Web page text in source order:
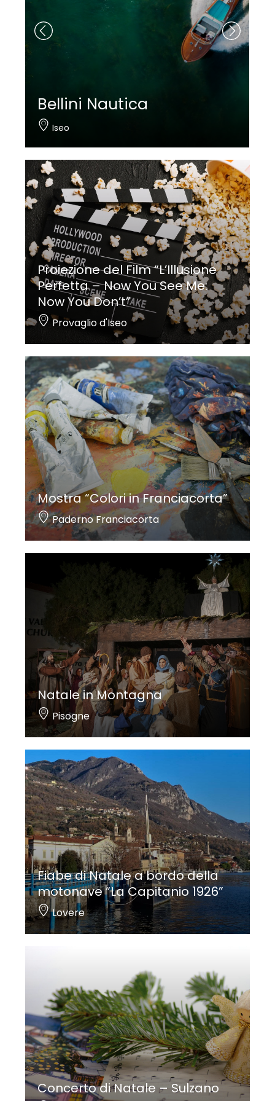
Bellini Nautica
Iseo
Proiezione del Film “L’Illusione
Perfetta – Now You See Me:
Now You Don’t”
Provaglio d'Iseo
Mostra “Colori in Franciacorta”
Paderno Franciacorta
Natale in Montagna
Pisogne
Fiabe di Natale a bordo della
motonave “La Capitanio 1926”
Lovere
Concerto di Natale – Sulzano